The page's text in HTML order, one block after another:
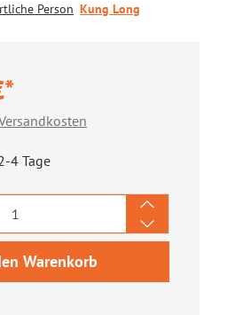
Person Kung Long
4 Tage
Gib den
Warenkorb